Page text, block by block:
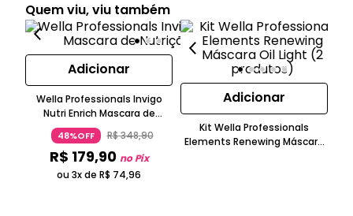
Quem viu, viu também
Adicionar
Wella Professionals Invigo
Nutri Enrich Mascara de
Nutrição 500ml
48%OFF R$348,90
R$ 179,90 no Pix
ou 3x de R$ 74,96
Adicionar
Kit Wella Professionals
Elements Renewing Máscara